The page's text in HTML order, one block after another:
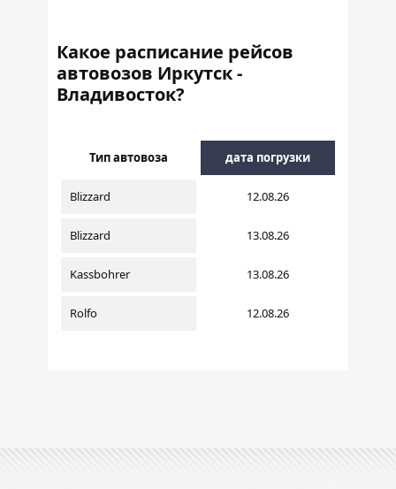
Какое расписание рейсов
автовозов Иркутск -
Владивосток?
Тип автовоза дата погрузки
Blizzard 12.08.26
Blizzard 13.08.26
Kassbohrer 13.08.26
Rolfo 12.08.26